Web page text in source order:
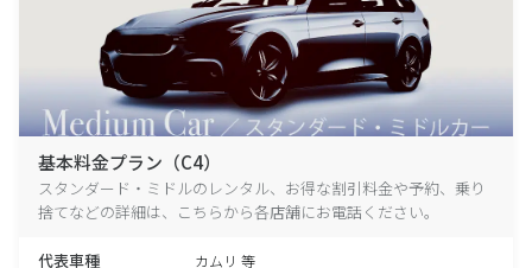
基本料金プラン（C4）
スタンダード・ミドルのレンタル、お得な割引料金や予約、乗り
捨てなどの詳細は、こちらから各店舗にお電話ください。
代表車種 カムリ 等